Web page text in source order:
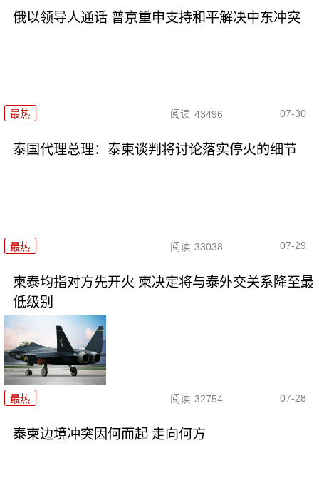
俄以领导人通话 普京重申支持和平解决中东冲突
最热 阅读 43496 07-30
泰国代理总理：泰柬谈判将讨论落实停火的细节
最热 阅读 33038 07-29
柬泰均指对方先开火 柬决定将与泰外交关系降至最
低级别
最热 阅读 32754 07-28
泰柬边境冲突因何而起 走向何方